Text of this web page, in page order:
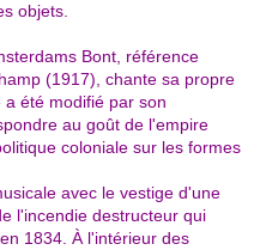
objets.
Bont, référence
(1917), chante sa propre
été modifié par son
au goût de l'empire
coloniale sur les formes
avec le vestige d'une
l'incendie destructeur qui
1834. À l'intérieur des